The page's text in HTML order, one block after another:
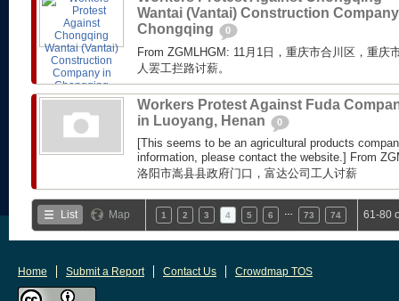
Wantai (Vantai) Construction
Chongqing
0
From ZGMLHGM: 11月1日，重庆市合川区，重庆
人罢工拦路讨薪。
Workers Protest Against Fuda
in Luoyang, Henan
0
[This seems to be an agricultural products
information, please contact the website.] From
洛阳市嵩县县政府门口，富达公司工人讨薪
List Map 1 2 3 4 5 6 73 74 61-80
Home Submit a Report Contact Us Crowdmap TOS